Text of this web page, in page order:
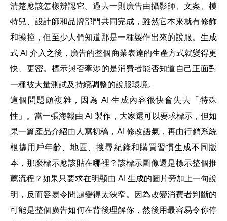
清楚應該怎樣辨認它。過去一則廣告由攝影師、文案、模
特兒、設計師和品牌部門共同完成，雖然它本來就有修飾
和操控，但至少人們知道那是一種製作出來的說服。生成
式 AI 介入之後，廣告的整個商業表達的生產方式就變得更
快、更密。標示與否牽涉的是消費者能否知道自己正面對
一種被大量測試及持續調整的說服環境。
這個問題頗複雜，因為 AI 生成內容很快會失去「特殊
性」。當一張海報由 AI 製作，大家還可以要求標示，但如
果一篇產品介紹由人寫初稿，AI 修改語氣，再由行銷系統
根據用戶年齡、地區、搜尋紀錄和購買習慣生成不同版
本，那麼標示應該貼在哪裡？該標示圖像還是標示整個推
薦流程？如果只要求在明顯由 AI 生成的圖片旁加上一句說
明，反而容易令問題變得太狹窄。因為改變消費者判斷的
可能是整個廣告如何在背後理解你，然後用最容易令你停